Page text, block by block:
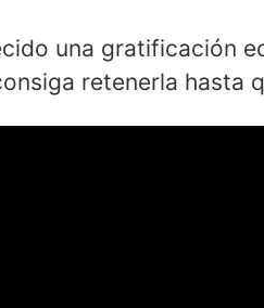
una gratificación
retenerla hasta